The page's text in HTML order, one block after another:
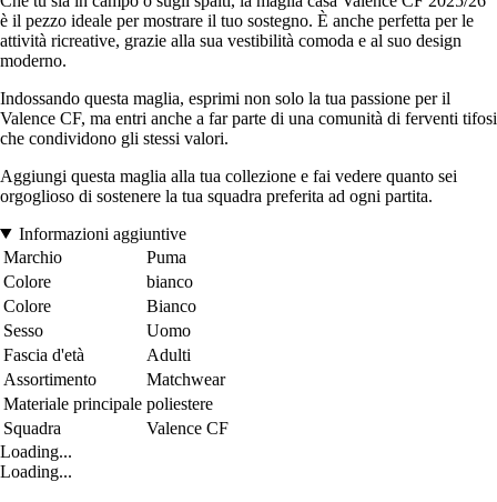
è il pezzo ideale per mostrare il tuo sostegno. È anche perfetta per le
attività ricreative, grazie alla sua vestibilità comoda e al suo design
moderno.
Indossando questa maglia, esprimi non solo la tua passione per il
Valence CF, ma entri anche a far parte di una comunità di ferventi tifosi
che condividono gli stessi valori.
Aggiungi questa maglia alla tua collezione e fai vedere quanto sei
orgoglioso di sostenere la tua squadra preferita ad ogni partita.
Informazioni aggiuntive
Marchio
Puma
Colore
bianco
Colore
Bianco
Sesso
Uomo
Fascia d'età
Adulti
Assortimento
Matchwear
Materiale principale poliestere
Squadra
Valence CF
Loading...
Loading...